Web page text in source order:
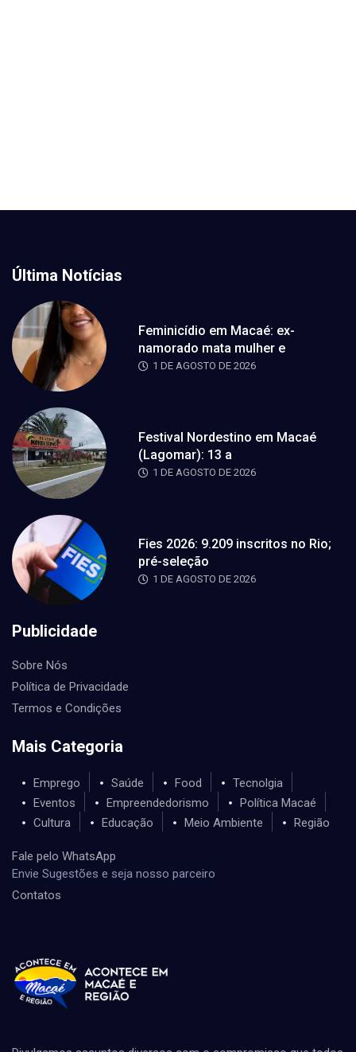
Última Notícias
Feminicídio em Macaé: ex-
namorado mata mulher e
1 DE AGOSTO DE 2026
Festival Nordestino em Macaé
(Lagomar): 13 a
1 DE AGOSTO DE 2026
Fies 2026: 9.209 inscritos no Rio;
pré-seleção
1 DE AGOSTO DE 2026
Publicidade
Sobre Nós
Política de Privacidade
Termos e Condições
Mais Categoria
Emprego Saúde Food
Tecnolgia
Eventos
Empreendedorismo
Política Macaé
Cultura
Educação Meio Ambiente Região
Fale pelo WhatsApp
Envie Sugestões e seja nosso parceiro
Contatos